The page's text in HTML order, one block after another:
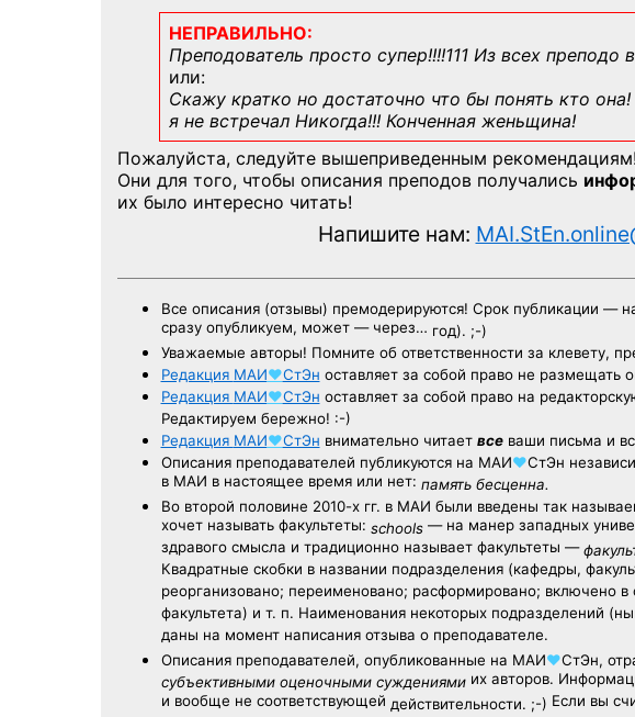
НЕПРАВИЛЬНО:
Преподователь просто супер!!!!111 Из всех
или:
Скажу кратко но достаточно что бы понять кто
я не встречал Никогда!!! Конченная женьщина!
Пожалуйста, следуйте вышеприведенным рекомендациям!
Они для того, чтобы описания преподов получались
их было интересно читать!
Напишите нам:
Все описания (отзывы) премодерируются! Срок публикации —
сразу опубликуем, может — через… год). ;-)
Уважаемые авторы! Помните об ответственности за клевету,
Редакция МАИ♥СтЭн оставляет за собой право не размещать
Редакция МАИ♥СтЭн оставляет за собой право на
Редактируем бережно! :-)
Редакция МАИ♥СтЭн внимательно читает всеваши письма и
Описания преподавателей публикуются на МАИ♥СтЭн
в МАИ в настоящее время или нет: память бесценна.
Во второй половине 2010-х гг. в МАИ были введены так
хочет называть факультеты: schools— на манер западных
здравого смысла и традиционно называет факультеты —
Квадратные скобки в названии подразделения (кафедры,
реорганизовано; переименовано; расформировано; включено в
факультета) и т. п. Наименования некоторых подразделений
даны на момент написания отзыва о преподавателе.
Описания преподавателей, опубликованные на МАИ♥СтЭн,
субъективными оценочными суждениямиих авторов.
и вообще не соответствующей действительности. ;-) Если вы